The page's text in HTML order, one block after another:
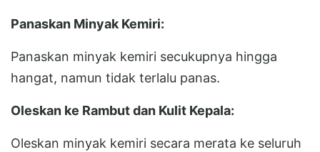
Panaskan Minyak Kemiri:
Panaskan minyak kemiri secukupnya hingga
hangat, namun tidak terlalu panas.
Oleskan ke Rambut dan Kulit Kepala:
Oleskan minyak kemiri secara merata ke seluruh